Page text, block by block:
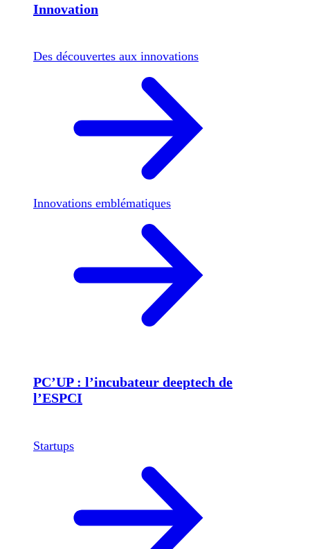
Innovation
Des découvertes aux innovations
Innovations emblématiques
PC’UP : l’incubateur deeptech de
l’ESPCI
Startups